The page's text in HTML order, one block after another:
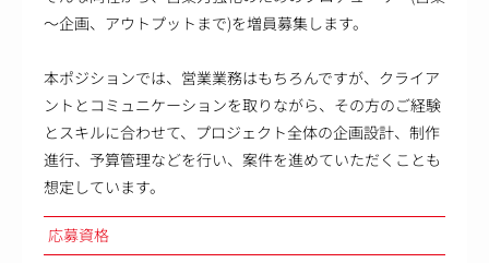
～企画、アウトプットまで)を増員募集します。
本ポジションでは、営業業務はもちろんですが、クライア
ントとコミュニケーションを取りながら、その方のご経験
とスキルに合わせて、プロジェクト全体の企画設計、制作
進行、予算管理などを行い、案件を進めていただくことも
想定しています。
応募資格